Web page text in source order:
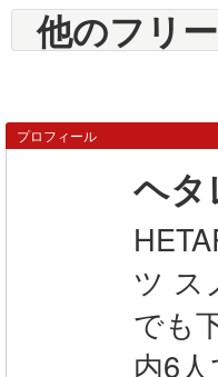
他のフリ
プロフィール
ヘタ
ツ ス
でも
内6